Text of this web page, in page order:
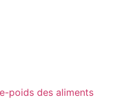
poids des aliments